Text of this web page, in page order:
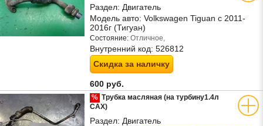
Раздел: Двигатель
Модель авто: Volkswagen Tiguan с 2011-
2016г (Тигуан)
Состояние: Отличное,
Внутренний код: 526812
Скидка за наличку
600 руб.
% Трубка масляная (на турбину1.4л
CAX)
Раздел: Двигатель